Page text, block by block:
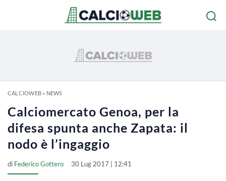
CALCIOWEB» NEWS
Calciomercato Genoa, per la
difesa spunta anche Zapata: il
nodo è l’ingaggio
di Federico Gottero 30 Lug 2017 | 12:41